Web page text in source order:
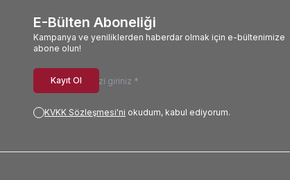
E-Bülten Aboneliği
Kampanya ve yeniliklerden haberdar olmak için e-bültenimize
abone olun!
Kayıt Ol
KVKK Sözleşmesi'ni okudum, kabul ediyorum.